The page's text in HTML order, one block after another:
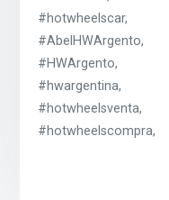
#hotwheelscar,
#AbelHWArgento,
#HWArgento,
#hwargentina,
#hotwheelsventa,
#hotwheelscompra,